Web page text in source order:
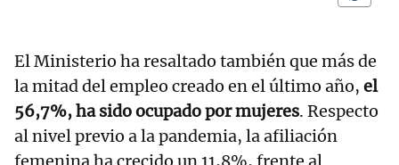
El Ministerio ha resaltado también que más de
la mitad del empleo creado en el último año, el
56,7%, ha sido ocupado por mujeres. Respecto
al nivel previo a la pandemia, la afiliación
femenina ha crecido un 11,8%, frente al